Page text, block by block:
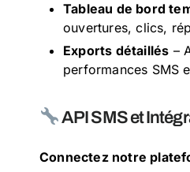
Tableau de bord
ouvertures, clics,
Exports détaillés –
performances SMS
API SMS et
Connectez notre